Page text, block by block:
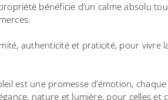
bénéficie d’un calme absolu
authenticité et praticité, pour vivre
est une promesse d’émotion,
nature et lumière, pour celles et